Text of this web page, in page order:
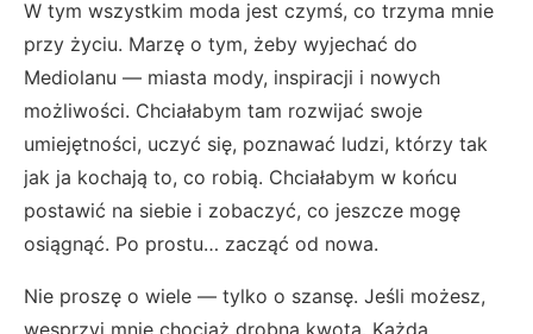
W tym wszystkim moda jest czymś, co trzyma mnie
przy życiu. Marzę o tym, żeby wyjechać do
Mediolanu — miasta mody, inspiracji i nowych
możliwości. Chciałabym tam rozwijać swoje
umiejętności, uczyć się, poznawać ludzi, którzy tak
jak ja kochają to, co robią. Chciałabym w końcu
postawić na siebie i zobaczyć, co jeszcze mogę
osiągnąć. Po prostu… zacząć od nowa.
Nie proszę o wiele — tylko o szansę. Jeśli możesz,